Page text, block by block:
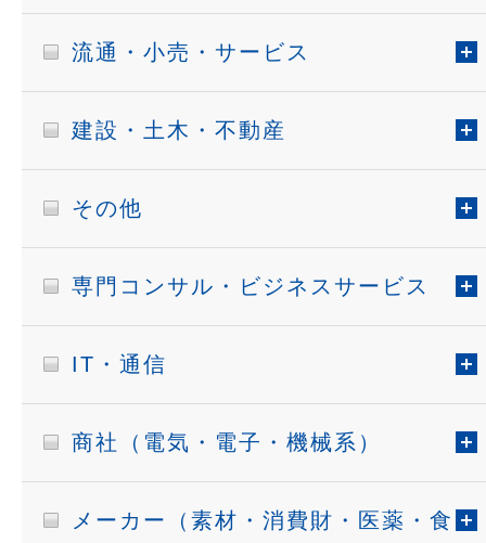
流通・小売・サービス
建設・土木・不動産
その他
専門コンサル・ビジネスサービス
IT・通信
商社（電気・電子・機械系）
メーカー（素材・消費財・医薬・食